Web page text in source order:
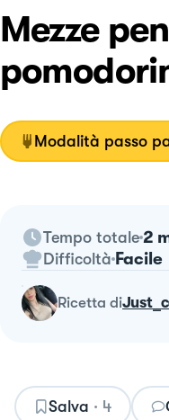
Mezze
Modalità passo
Tempo totale 2
Difficoltà Facile
ricetta di
Salva · 4